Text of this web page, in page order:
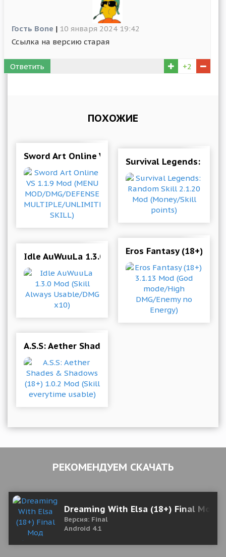
Гость Bone | 10 января 2024 19:42
Ссылка на версию старая
Ответить +2
ПОХОЖИЕ
Sword Art Online VS 1.1.9 Mod (MENU MOD/
Survival Legends:
Idle AuWuuLa 1.3.0 Mod (Skill Always Usable/
Eros Fantasy (18+)
A.S.S: Aether Shades & Shadows (18+) 1.0.2
РЕКОМЕНДУЕМ СКАЧАТЬ
Dreaming With Elsa (18+) Final Мод
Версия: Final
Android 4.1